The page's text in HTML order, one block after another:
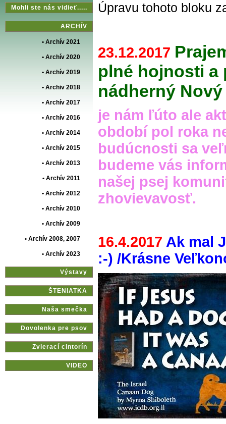
Mohli ste nás vidieť.....
ARCHÍV
• Archív 2021
• Archív 2020
• Archív 2019
• Archiv 2018
• Archív 2017
• Archív 2016
• Archív 2014
• Archív 2015
• Archív 2013
• Archív 2011
• Archív 2012
• Archív 2010
• Archív 2009
• Archív 2008‚ 2007
• Archív 2023
Výstavy
ŠTENIATKA
Naša smečka
Dovolenka pre psov
Zvierací cintorín
VIDEO
Úpravu tohoto bloku
23.12.2017
plné hojnosti a
nádherný Nový
je nám ľúto ale
období pol roka
budúcnosti sa
budeme vás
našej psej
zhovievavosť.
16.4.2017 Ak mal
:-) /Krásne